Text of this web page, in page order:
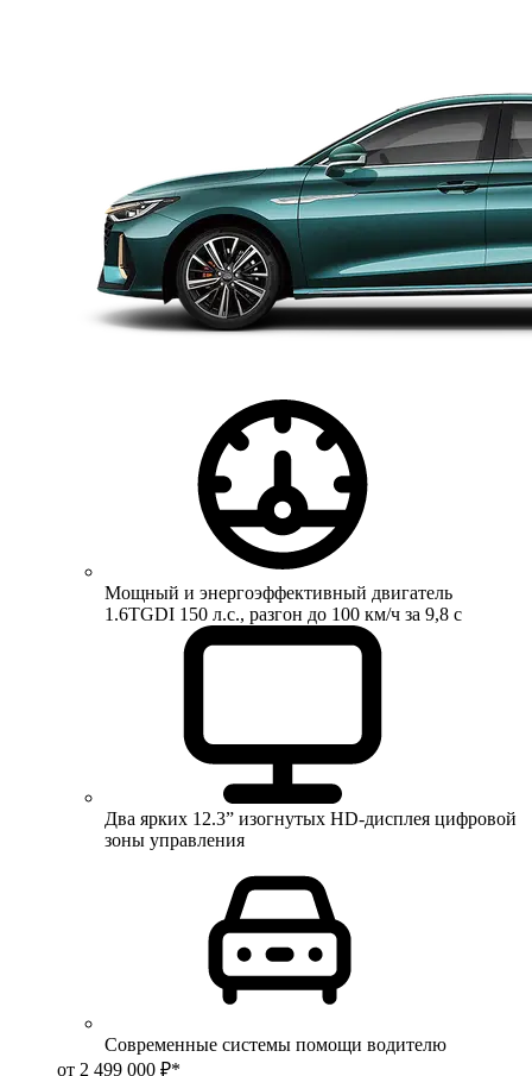
Мощный и энергоэффективный двигатель
1.6TGDI 150 л.с., разгон до 100 км/ч за 9,8 с
Два ярких 12.3” изогнутых HD-дисплея цифровой
зоны управления
Современные системы помощи водителю
от 2 499 000 ₽*